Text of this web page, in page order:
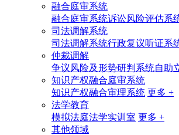
融合庭审系统
融合庭审系统诉讼风险评估系
司法调解系统
司法调解系统行政复议听证系
仲裁调解
争议风险及形势研判系统自助
知识产权融合庭审系统
知识产权融合审理系统 更多 +
法学教育
模拟法庭法学实训室 更多 +
其他领域